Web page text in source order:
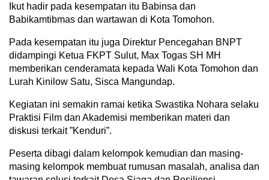
Ikut hadir pada kesempatan itu Babinsa dan
Babikamtibmas dan wartawan di Kota Tomohon.
Pada kesempatan itu juga Direktur Pencegahan BNPT
didampingi Ketua FKPT Sulut, Max Togas SH MH
memberikan cenderamata kepada Wali Kota Tomohon dan
Lurah Kinilow Satu, Sisca Mangundap.
Kegiatan ini semakin ramai ketika Swastika Nohara selaku
Praktisi Film dan Akademisi memberikan materi dan
diskusi terkait ”Kenduri”.
Peserta dibagi dalam kelompok kemudian dan masing-
masing kelompok membuat rumusan masalah, analisa dan